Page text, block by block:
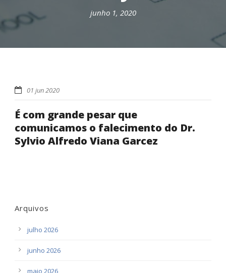
junho 1, 2020
01 jun 2020
É com grande pesar que
comunicamos o falecimento do Dr.
Sylvio Alfredo Viana Garcez
Arquivos
julho 2026
junho 2026
maio 2026